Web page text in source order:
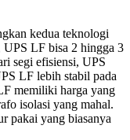
kedua teknologi
UPS LF bisa 2 hingga 3
segi efisiensi, UPS
LF lebih stabil pada
memiliki harga yang
isolasi yang mahal.
pakai yang biasanya